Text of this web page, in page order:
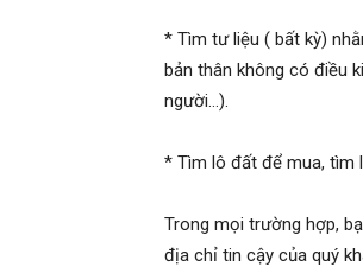
tử
phòng,
* Tìm tư liệu ( bất kỳ)
bản thân không có điều
người…).
* Tìm lô đất để mua, tìm
Trong mọi trường hợp,
địa chỉ tin cậy của quý